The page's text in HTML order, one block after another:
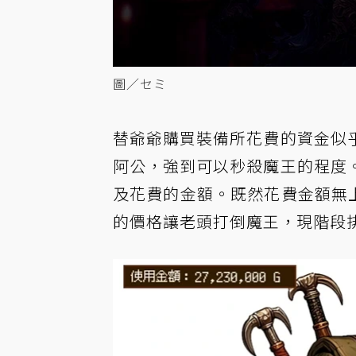
圖／セミ
替爺爺購買裝備所花費的資金
阿公，強到可以秒殺魔王的程
及花費的金額。既然花費金額
的價格讓老頭打倒魔王，現階